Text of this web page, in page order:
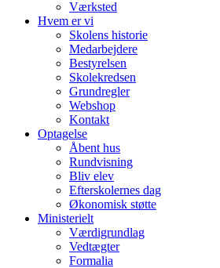
Værksted
Hvem er vi
Skolens historie
Medarbejdere
Bestyrelsen
Skolekredsen
Grundregler
Webshop
Kontakt
Optagelse
Åbent hus
Rundvisning
Bliv elev
Efterskolernes dag
Økonomisk støtte
Ministerielt
Værdigrundlag
Vedtægter
Formalia